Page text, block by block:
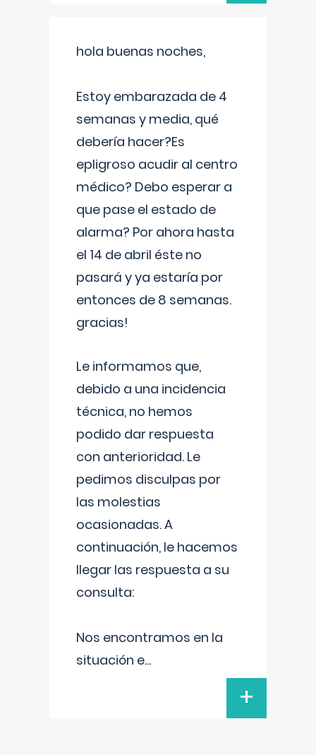
hola buenas noches,
Estoy embarazada de 4
semanas y media, qué
debería hacer?Es
epligroso acudir al centro
médico? Debo esperar a
que pase el estado de
alarma? Por ahora hasta
el 14 de abril éste no
pasará y ya estaría por
entonces de 8 semanas.
gracias!
Le informamos que,
debido a una incidencia
técnica, no hemos
podido dar respuesta
con anterioridad. Le
pedimos disculpas por
las molestias
ocasionadas. A
continuación, le hacemos
llegar las respuesta a su
consulta:
Nos encontramos en la
situación e...
+